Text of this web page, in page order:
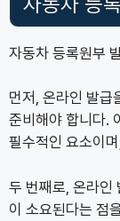
자동차 등록원부
먼저, 온라인 발급
준비해야 합니다.
필수적인 요소이
두 번째로, 온라인
이 소요된다는 점